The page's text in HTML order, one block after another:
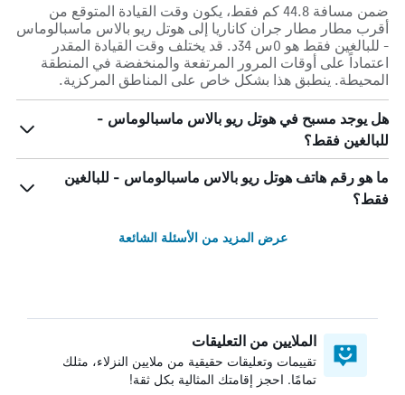
ضمن مسافة 44.8 كم فقط، يكون وقت القيادة المتوقع من
أقرب مطار مطار جران كاناريا إلى هوتل ريو بالاس ماسبالوماس
- للبالغين فقط هو 0س 34د. قد يختلف وقت القيادة المقدر
اعتماداً على أوقات المرور المرتفعة والمنخفضة في المنطقة
المحيطة. ينطبق هذا بشكل خاص على المناطق المركزية.
هل يوجد مسبح في هوتل ريو بالاس ماسبالوماس -
للبالغين فقط؟
ما هو رقم هاتف هوتل ريو بالاس ماسبالوماس - للبالغين
فقط؟
عرض المزيد من الأسئلة الشائعة
الملايين من التعليقات
تقييمات وتعليقات حقيقية من ملايين النزلاء، مثلك
تمامًا. احجز إقامتك المثالية بكل ثقة!